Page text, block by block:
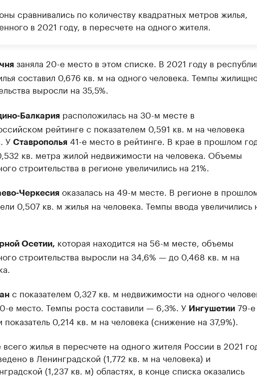
сравнивались по количеству квадратных метров жилья,
в 2021 году, в пересчете на одного жителя.
заняла 20-е место в этом списке. В 2021 году в
составил 0,676 кв. м на одного человека. Темпы
выросли на 35,5%.
Балкариярасположилась на 30-м месте в
рейтинге с показателем 0,591 кв. м на человека
У Ставрополья41-е место в рейтинге. В крае в прошлом
кв. метра жилой недвижимости на человека. Объемы
строительства в регионе увеличились на 21%.
Черкесияоказалась на 49-м месте. В регионе в
0,507 кв. м жилья на человека. Темпы ввода увеличились
Осетии, которая находится на 56-м месте, объемы
строительства выросли на 34,6% — до 0,468 кв. м на
с показателем 0,327 кв. м недвижимости на одного
е место. Темпы роста составили — 6,3%. У Ингушетии79-е
показатель 0,214 кв. м на человека (снижение на 37,9%).
жилья в пересчете на одного жителя России в 2021
в Ленинградской (1,772 кв. м на человека) и
(1,237 кв. м) областях, в конце списка оказались